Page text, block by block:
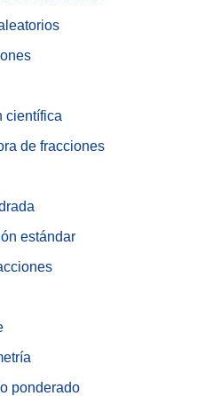
científica
de fracciones
estándar
ponderado